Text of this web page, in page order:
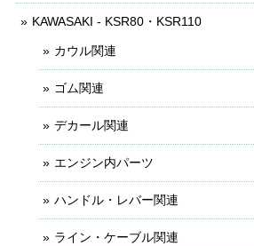
KAWASAKI - KSR80・KSR110
カウル関連
ゴム関連
デカール関連
エンジン内パーツ
ハンドル・レバー関連
ライン・ケーブル関連